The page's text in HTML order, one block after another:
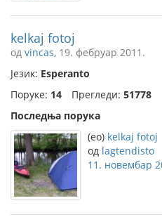
kelkaj fotoj
од vincas, 19. фебруар 2011.
Језик: Esperanto
Поруке: 14 Прегледи: 51778
Последња порука
(eo) kelkaj fotoj
од lagtendisto
11. новембар